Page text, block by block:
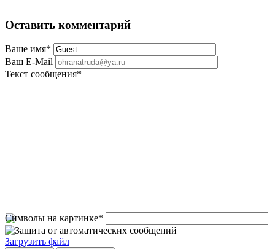
Оставить комментарий
Ваше имя*
Ваш E-Mail
Текст сообщения*
Символы на картинке*
Загрузить файл